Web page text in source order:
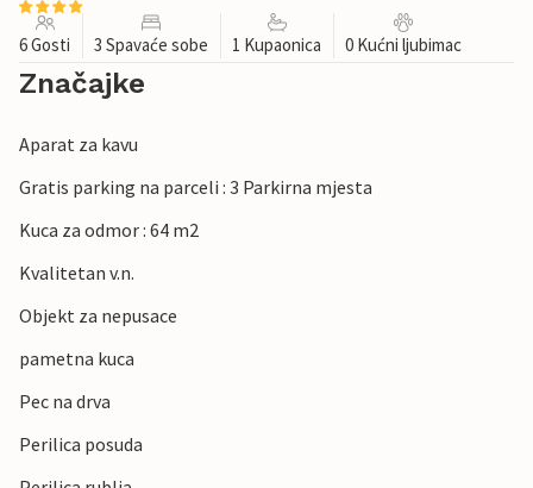
6 Gosti 3 Spavaće sobe 1 Kupaonica 0 Kućni ljubimac
Značajke
Aparat za kavu
Gratis parking na parceli : 3 Parkirna mjesta
Kuca za odmor : 64 m2
Kvalitetan v.n.
Objekt za nepusace
pametna kuca
Pec na drva
Perilica posuda